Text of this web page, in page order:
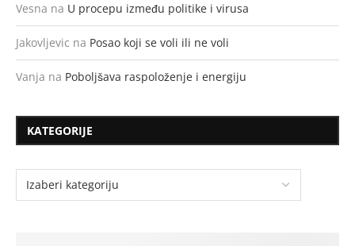
Vesna na U procepu između politike i virusa
Jakovljevic na Posao koji se voli ili ne voli
Vanja na Poboljšava raspoloženje i energiju
KATEGORIJE